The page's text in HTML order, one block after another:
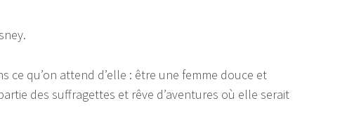
ce qu’on attend d’elle : être une femme douce et
des suffragettes et rêve d’aventures où elle serait